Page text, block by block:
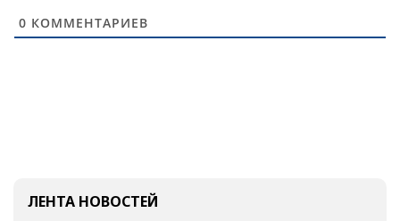
0 КОММЕНТАРИЕВ
ЛЕНТА НОВОСТЕЙ